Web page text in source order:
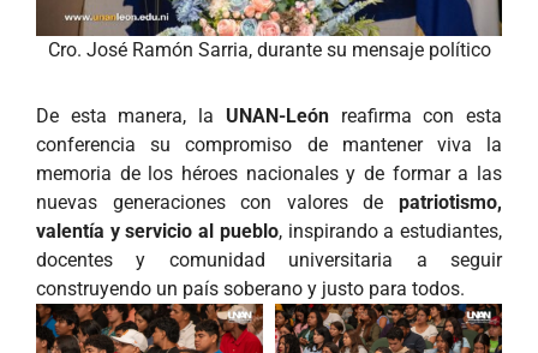
Cro. José Ramón Sarria, durante su mensaje político
De esta manera, la UNAN-Leónreafirma con esta
conferencia su compromiso de mantener viva la
memoria de los héroes nacionales y de formar a las
nuevas generaciones con valores de patriotismo,
valentía y servicio al pueblo, inspirando a estudiantes,
docentes y comunidad universitaria a seguir
construyendo un país soberano y justo para todos.